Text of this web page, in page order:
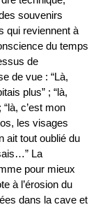
souvenirs
qui reviennent à
du temps
de
de vue : “Là,
plus” ; “là,
c’est mon
les visages
ait tout oublié du
La
pour mieux
à l’érosion du
dans la cave et